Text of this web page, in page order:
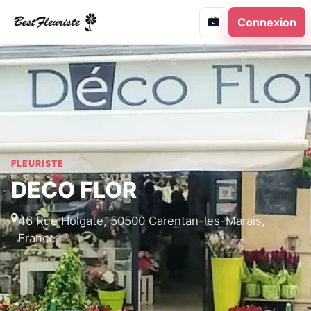
Connexion
FLEURISTE
DECO FLOR
46 Rue Holgate, 50500 Carentan-les-Marais,
France